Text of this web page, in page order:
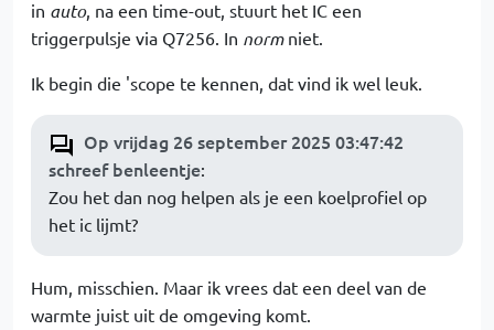
in auto, na een time-out, stuurt het IC een
triggerpulsje via Q7256. In normniet.
Ik begin die 'scope te kennen, dat vind ik wel leuk.
Op vrijdag 26 september 2025 03:47:42
schreef benleentje:
Zou het dan nog helpen als je een koelprofiel op
het ic lijmt?
Hum, misschien. Maar ik vrees dat een deel van de
warmte juist uit de omgeving komt.